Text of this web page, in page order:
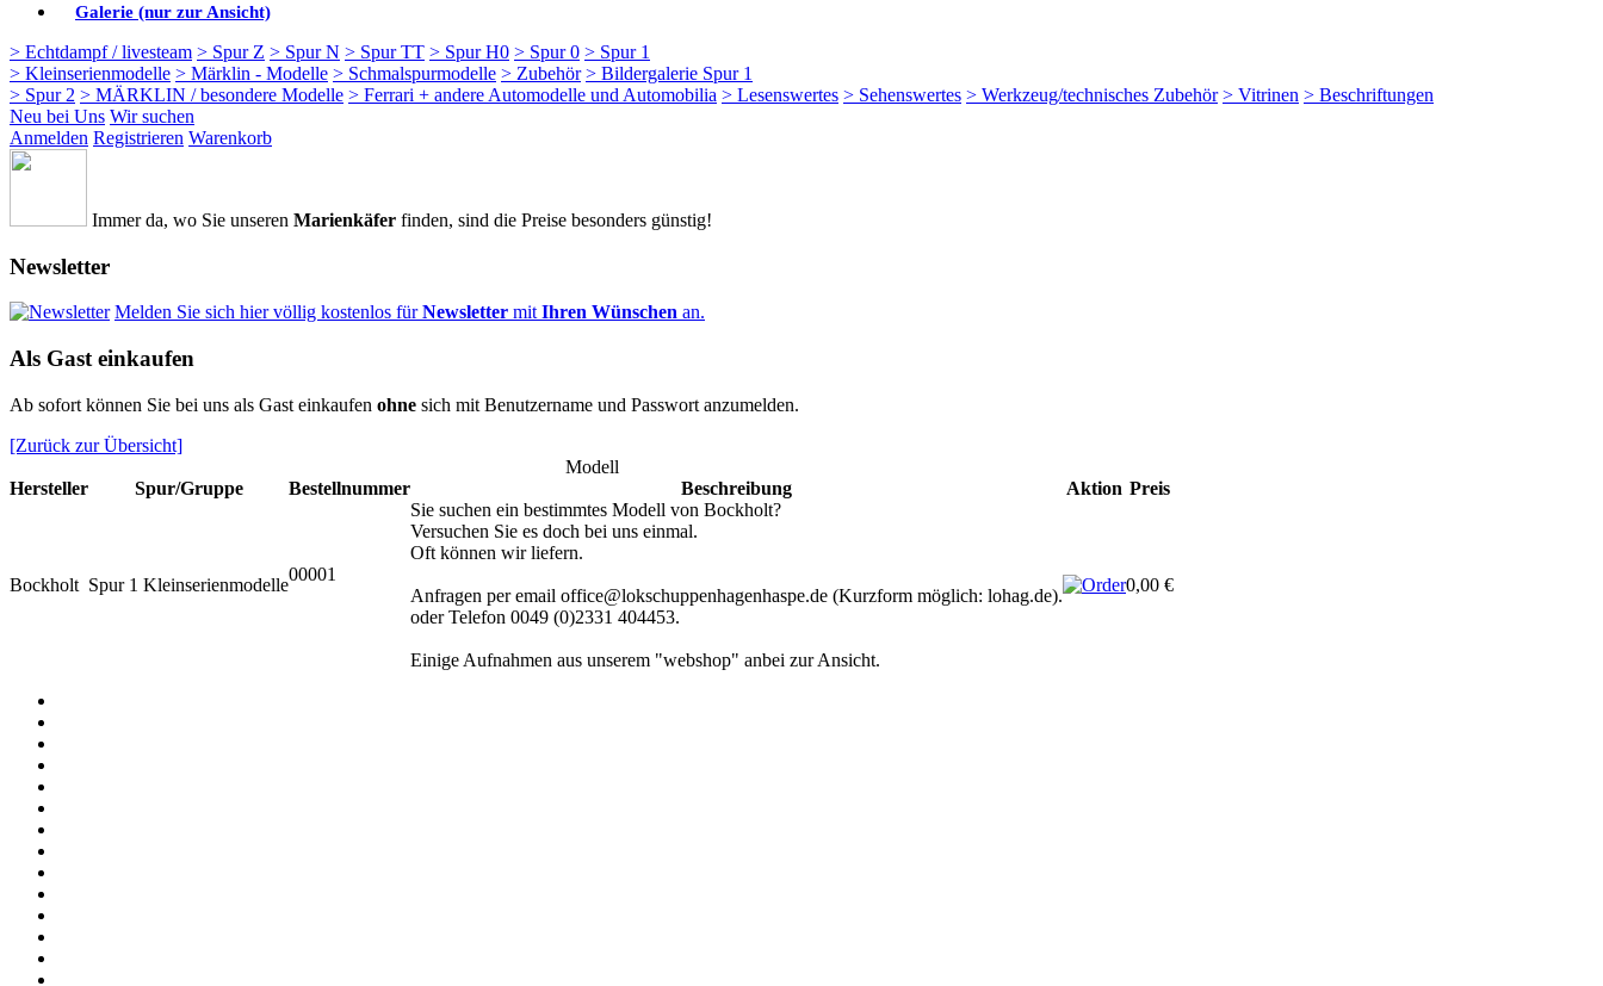
Galerie (nur zur Ansicht)
> Echtdampf / livesteam > Spur Z > Spur N > Spur TT > Spur H0 > Spur 0 > Spur 1
> Kleinserienmodelle > Märklin - Modelle > Schmalspurmodelle > Zubehör > Bildergalerie Spur 1
> Spur 2 > MÄRKLIN / besondere Modelle > Ferrari + andere Automodelle und Automobilia > Lesenswertes > Sehenswertes > Werkzeug/technisches Zubehör > Vitrinen > Beschriftungen
Neu bei Uns Wir suchen
Anmelden Registrieren Warenkorb
Immer da, wo Sie unseren Marienkäfer finden, sind die Preise besonders günstig!
Newsletter
Melden Sie sich hier völlig kostenlos fürNewsletter mitIhren Wünschen an.
Als Gast einkaufen
Ab sofort können Sie bei uns als Gast einkaufen ohne sich mit Benutzername und Passwort anzumelden.
[Zurück zur Übersicht]
Modell
Hersteller
Spur/Gruppe Bestellnummer Beschreibung Aktion Preis
Bockholt Spur 1 Kleinserienmodelle
00001
Sie suchen ein bestimmtes Modell von Bockholt?
Versuchen Sie es doch bei uns einmal.
Oft können wir liefern.
Anfragen per email office@lokschuppenhagenhaspe.de (Kurzform möglich: lohag.de).
oder Telefon 0049 (0)2331 404453.
Einige Aufnahmen aus unserem "webshop" anbei zur Ansicht.
0,00 €